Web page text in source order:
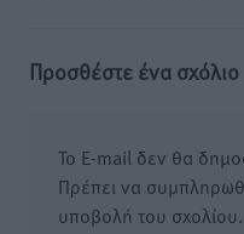
Προσθέστε ένα σχόλιο
Το E-mail δεν θα
Πρέπει να
υποβολή του σχολίου.